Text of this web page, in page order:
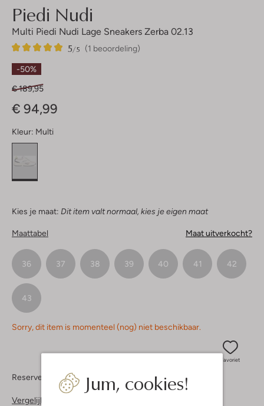
Jum, cookies!
Piedi Nudi
Multi Piedi Nudi Lage Sneakers Zerba 02.13
(1 beoordeling)
5/5
1
5
Sterren
-50%
€ 189,95
€ 94,99
Kleur: Multi
Kies je maat: Dit item valt normaal, kies je eigen maat
Maattabel Maat uitverkocht?
36 37 38 39 40 41 42
43
Sorry, dit item is momenteel (nog) niet beschikbaar.
Favoriet
Reserveer direct in een van onze 37 boutiques
Vergelijkbare items